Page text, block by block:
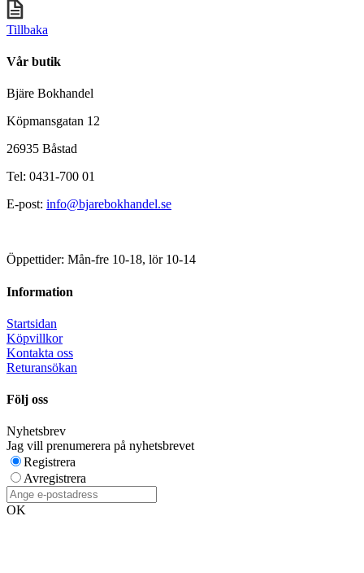
Tillbaka
Vår butik
Bjäre Bokhandel
Köpmansgatan 12
26935 Båstad
Tel: 0431-700 01
E-post: info@bjarebokhandel.se
Öppettider: Mån-fre 10-18, lör 10-14
Information
Startsidan
Köpvillkor
Kontakta oss
Returansökan
Följ oss
Nyhetsbrev
Jag vill prenumerera på nyhetsbrevet
Registrera
Avregistrera
OK